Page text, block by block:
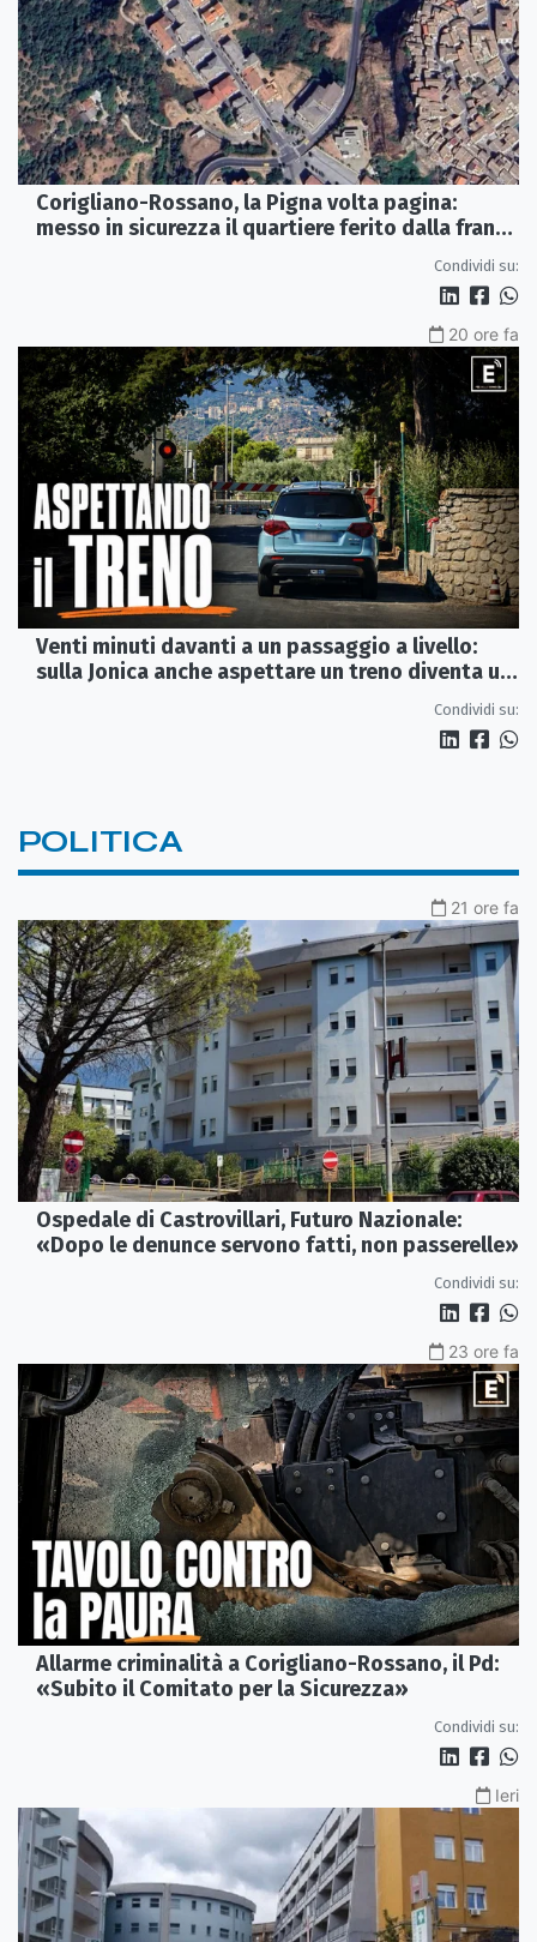
Corigliano-Rossano, la Pigna volta pagina:
messo in sicurezza il quartiere ferito dalla frana
Condividi su:
20 ore fa
Venti minuti davanti a un passaggio a livello:
sulla Jonica anche aspettare un treno diventa un
Condividi su:
POLITICA
21 ore fa
Ospedale di Castrovillari, Futuro Nazionale:
«Dopo le denunce servono fatti, non passerelle»
Condividi su:
23 ore fa
Allarme criminalità a Corigliano-Rossano, il Pd:
«Subito il Comitato per la Sicurezza»
Condividi su:
Ieri